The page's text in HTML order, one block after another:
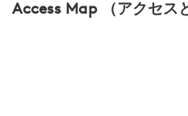
Access Map （アクセス